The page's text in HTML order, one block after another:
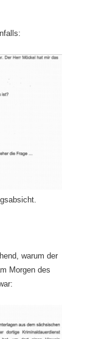
warum der
Morgen des